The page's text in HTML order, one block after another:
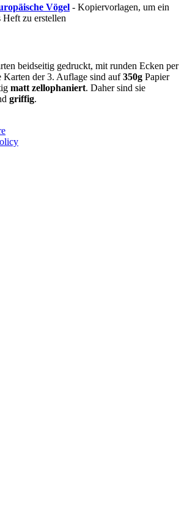
Vögel - Kopiervorlagen, um ein
Heft zu erstellen
beidseitig gedruckt, mit runden Ecken per
Karten der 3. Auflage sind auf350g Papier
matt zellophaniert. Daher sind sie
griffig.